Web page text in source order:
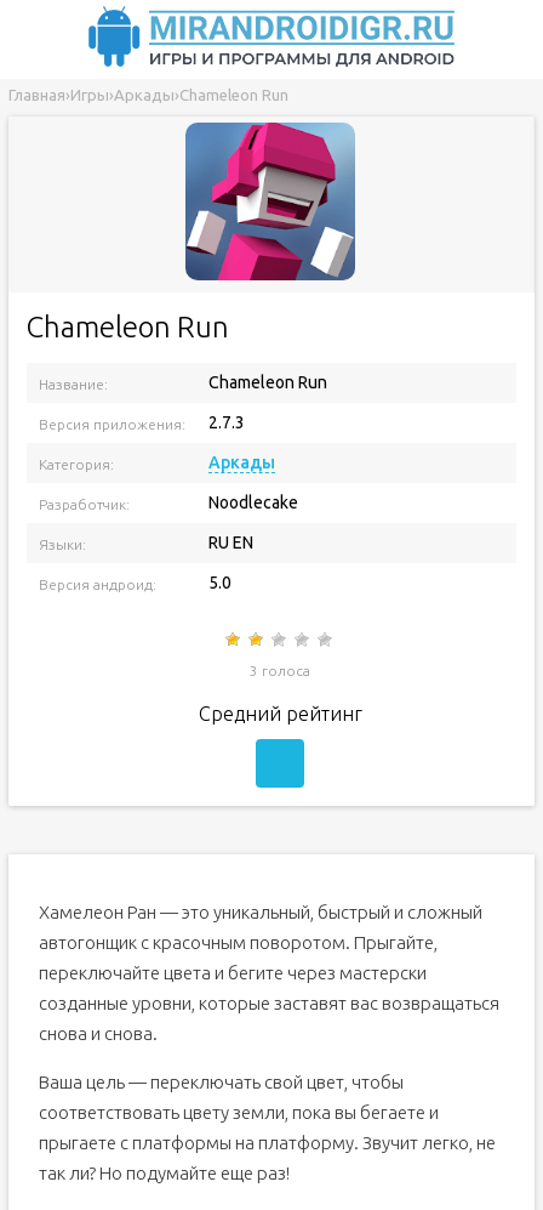
Главная›Игры›Аркады›Chameleon Run
Chameleon Run
Название: Chameleon Run
Версия приложения: 2.7.3
Категория: Аркады
Разработчик: Noodlecake
Языки: RU EN
Версия андроид: 5.0
3 голоса
Средний рейтинг
Хамелеон Ран — это уникальный, быстрый и сложный
автогонщик с красочным поворотом. Прыгайте,
переключайте цвета и бегите через мастерски
созданные уровни, которые заставят вас возвращаться
снова и снова.
Ваша цель — переключать свой цвет, чтобы
соответствовать цвету земли, пока вы бегаете и
прыгаете с платформы на платформу. Звучит легко, не
так ли? Но подумайте еще раз!